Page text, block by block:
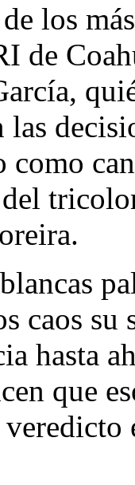
los
de
las
como
caos su
hasta
que